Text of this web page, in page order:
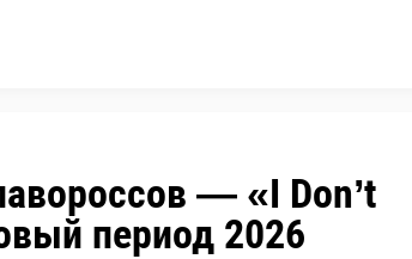
— «I Don’t
период 2026